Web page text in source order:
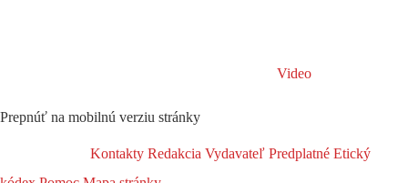
Video
Prepnúť na mobilnú verziu stránky
Kontakty Redakcia Vydavateľ Predplatné Etický